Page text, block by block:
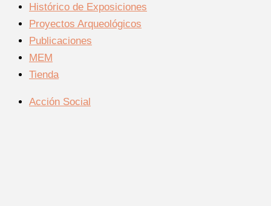
Histórico de Exposiciones
Proyectos Arqueológicos
Publicaciones
MEM
Tienda
Acción Social